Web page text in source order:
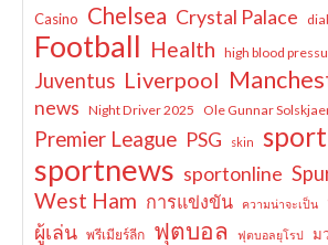
Casino Chelsea Crystal Palace
Football Health high blood
Juventus Liverpool
news Night Driver 2025 Ole Gunnar
Premier League PSG skin sport
sportnews sportonline
West Ham การแข่งขัน ความน่าจะเป็น
ผู้เล่น พรีเมียร์ลีก ฟุตบอล ฟุตบอลยุโรป ม